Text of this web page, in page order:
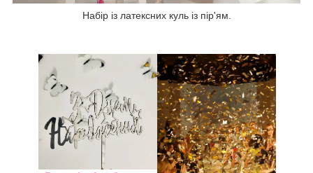
Набір із латексних куль із пір'ям.